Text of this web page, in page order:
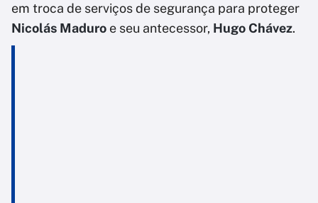
em troca de serviços de segurança para proteger
Nicolás Maduro e seu antecessor, Hugo Chávez.